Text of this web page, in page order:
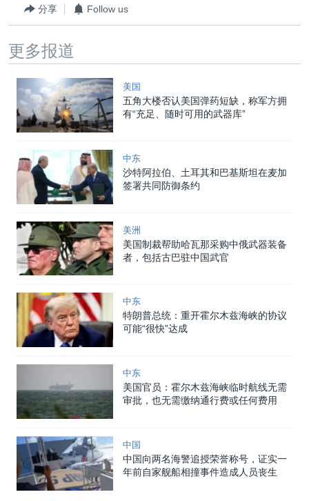
美国之音专访
台海两岸关系
南中国海争端
关注西藏
关注新疆
GEN Z 看美国
分享 Follow us
更多报道
美国
五角大楼否认美国弹药短缺，称军方拥
有“充足、随时可用的武器库”
中东
沙特阿拉伯、土耳其和巴基斯坦在麦加
签署共同防御条约
美洲
美国制裁帮助哈瓦那采购中俄武器装备
者，包括古巴驻中国武官
中东
特朗普总统：重开霍尔木兹海峡的协议
可能“很快”达成
中东
美国官员：霍尔木兹海峡临时航线无需
审批，也无需缴纳通行费或任何费用
中国
中国向两名海警追授荣誉称号，证实一
年前自家舰船相撞事件造成人员丧生